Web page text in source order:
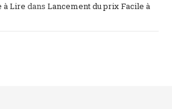
à Lire dansLancement du prix Facile à